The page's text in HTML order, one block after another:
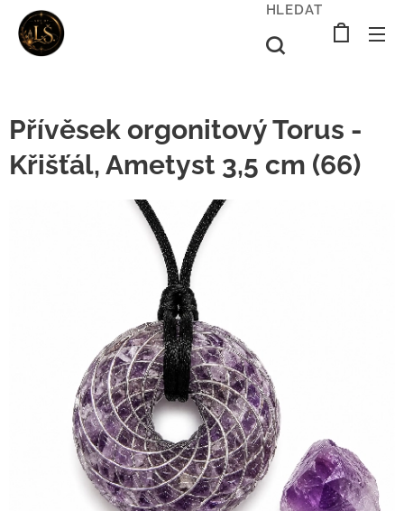
HLEDAT
Přívěsek orgonitový Torus -
Křišťál, Ametyst 3,5 cm (66)